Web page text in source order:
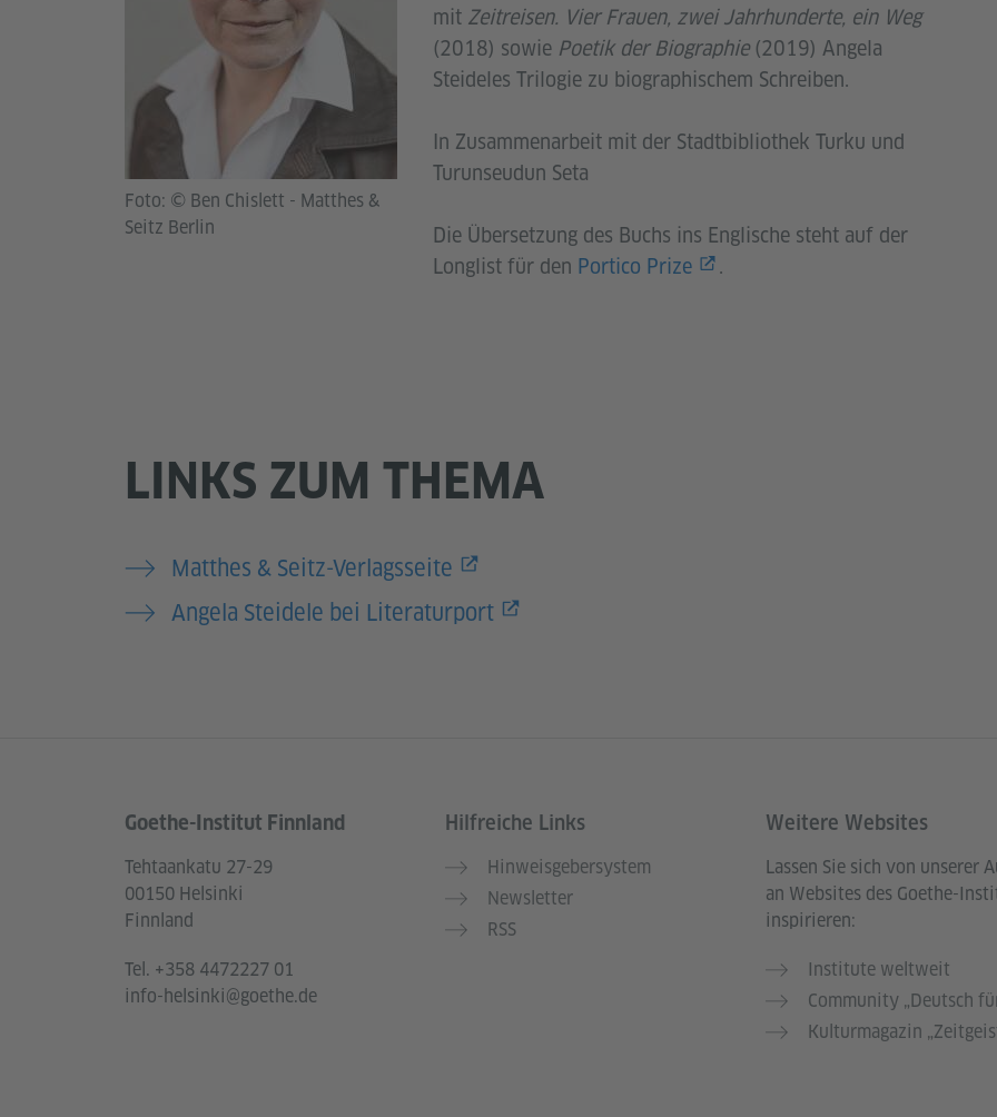
Foto: © Ben Chislett - Matthes &
Seitz Berlin
mit Zeitreisen. Vier Frauen, zwei Jahrhunderte, ein Weg
(2018) sowie Poetik der Biographie(2019) Angela
Steideles Trilogie zu biographischem Schreiben.
In Zusammenarbeit mit der Stadtbibliothek Turku und
Turunseudun Seta
Die Übersetzung des Buchs ins Englische steht auf der
Longlist für den Portico Prize .
LINKS ZUM THEMA
Matthes & Seitz-Verlagsseite
Angela Steidele bei Literaturport
Service- und Informationsbereich
Goethe-Institut Finnland
Tehtaankatu 27-29
00150 Helsinki
Finnland
Tel. +358 4472227 01
info-helsinki@goethe.de
Hilfreiche Links
Hinweisgebersystem
Newsletter
RSS
Weitere Websites
Lassen Sie sich von unserer
an Websites des Goethe-
inspirieren:
Institute weltweit
Community „Deutsch
Kulturmagazin